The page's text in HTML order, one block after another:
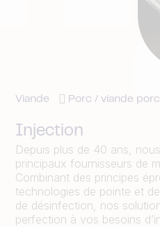
Viande Porc / viande
Injection
Depuis plus de 40 ans,
principaux fournisseurs de
Combinant des principes
technologies de pointe et
de désinfection, nos
perfection à vos besoins